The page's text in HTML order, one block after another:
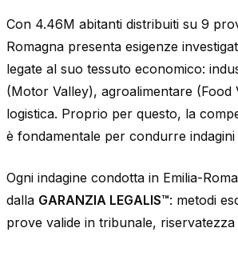
Con 4.46M abitanti distribuiti su 9
Romagna presenta esigenze
legate al suo tessuto economico:
(Motor Valley), agroalimentare (Food
logistica. Proprio per questo, la
è fondamentale per condurre indagini
Ogni indagine condotta in Emilia-
dalla GARANZIA LEGALIS™: metodi
prove valide in tribunale, riservatezza